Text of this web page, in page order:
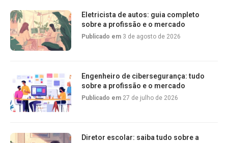
Eletricista de autos: guia completo
sobre a profissão e o mercado
Publicado em 3 de agosto de 2026
Engenheiro de cibersegurança: tudo
sobre a profissão e o mercado
Publicado em 27 de julho de 2026
Diretor escolar: saiba tudo sobre a